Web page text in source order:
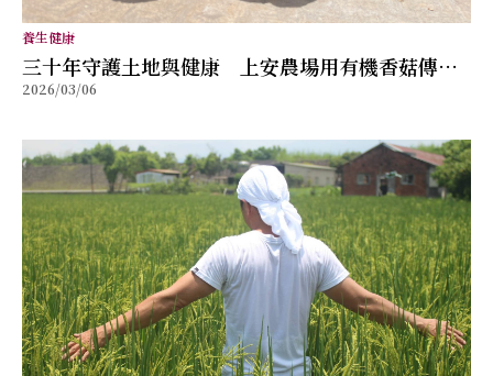
養生健康
三十年守護土地與健康 上安農場用有機香菇傳遞
自然滋味
2026/03/06